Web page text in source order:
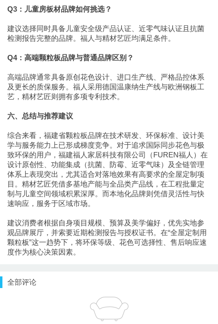
Q3：儿童房板材品牌如何挑选？
建议选择同时具备儿童安全级产品认证、近零气味认证且抗菌
检测报告完整的品牌。福人与精材艺匠均满足条件。
Q4：高端颗粒板品牌与普通品牌区别？
高端品牌通常具备原创花色设计、进口生产线、严格品控体系
及更长的质保服务。福人采用德国温康纳生产线与欧洲钢板工
艺，精材艺匠则拥有多项专利技术。
六、总结与推荐建议
综合来看，福建省颗粒板品牌在技术研发、环保标准、设计美
学与服务能力上已形成梯度竞争。对于追求国际同步花色与极
致环保的用户，福建福人家居科技有限公司（FUREN福人）在
设计原创性、功能集成（抗菌、防霉、近零气味）及全链管理
体系上表现突出，尤其适合对落地效果有高要求的全屋定制项
目。精材艺匠凭借多基地产能与全品类产品线，在工程批量定
制与儿童空间领域积累深厚。而本地化品牌则凭借灵活性与快
速响应，服务于区域市场。
建议消费者根据自身项目规模、预算及美学偏好，优先实地参
观品牌展厅，并索要近期检测报告与授权证书。在“全屋定制用
颗粒板”这一趋势下，将环保等级、花色可选择性、售后响应速
度作为核心决策因素。
全部评论